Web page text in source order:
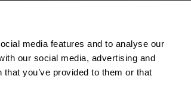
media features and to analyse our
our social media, advertising and
you’ve provided to them or that
Mentions légales
Paramètres des cookies